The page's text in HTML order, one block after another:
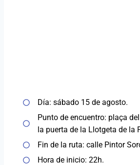
Día: sábado 15 de agosto.
Punto de encuentro: plaça
la puerta de la Llotgeta de la
Fin de la ruta: calle Pintor
Hora de inicio: 22h.